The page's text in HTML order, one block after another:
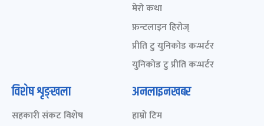
मेरो कथा
फ्रन्टलाइन हिरोज्
प्रीति टु युनिकोड कन्भर्टर
युनिकोड टु प्रीति कन्भर्टर
विशेष शृङ्खला
सहकारी संकट विशेष
अनलाइनखबर
हाम्रो टिम